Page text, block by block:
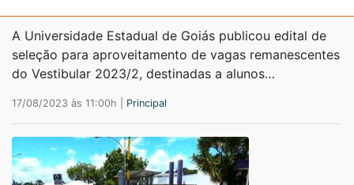
A Universidade Estadual de Goiás publicou edital de
seleção para aproveitamento de vagas remanescentes
do Vestibular 2023/2, destinadas a alunos…
17/08/2023 às 11:00h | Principal